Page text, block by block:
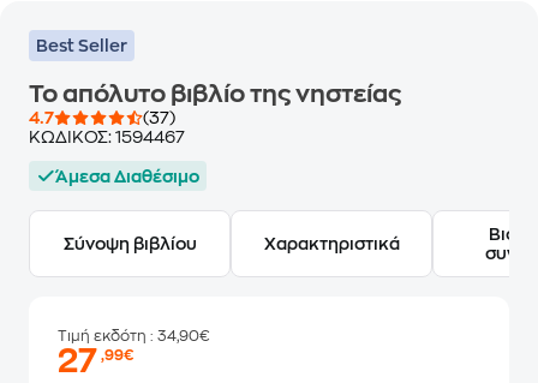
Best Seller
Το απόλυτο βιβλίο της νηστείας
4.7
(37)
ΚΩΔΙΚΟΣ: 1594467
Άμεσα Διαθέσιμο
Σύνοψη βιβλίου Χαρακτηριστικά
Τιμή εκδότη : 34,90€
27,99€